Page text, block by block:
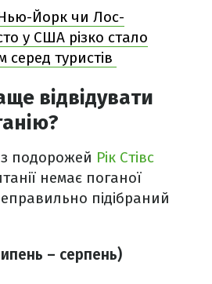
Йорк чи Лос-
у США різко стало
туристів
відвідувати
подорожей Рік Стівс
немає поганої
підібраний
– серпень)